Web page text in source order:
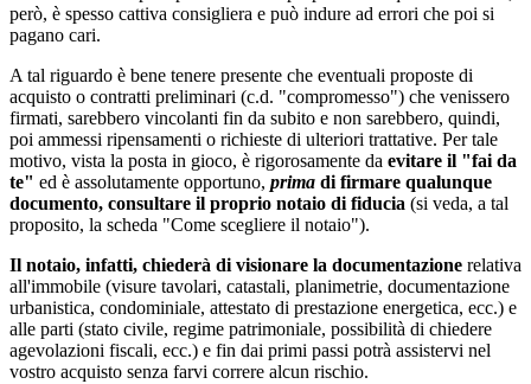
però, è spesso cattiva consigliera e può indure ad errori che poi si
pagano cari.
A tal riguardo è bene tenere presente che eventuali proposte di
acquisto o contratti preliminari (c.d. "compromesso") che venissero
firmati, sarebbero vincolanti fin da subito e non sarebbero, quindi,
poi ammessi ripensamenti o richieste di ulteriori trattative. Per tale
motivo, vista la posta in gioco, è rigorosamente da evitare il "fai da
te" ed è assolutamente opportuno, prima di firmare qualunque
documento, consultare il proprio notaio di fiducia (si veda, a tal
proposito, la scheda "Come scegliere il notaio").
Il notaio, infatti, chiederà di visionare la documentazione relativa
all'immobile (visure tavolari, catastali, planimetrie, documentazione
urbanistica, condominiale, attestato di prestazione energetica, ecc.) e
alle parti (stato civile, regime patrimoniale, possibilità di chiedere
agevolazioni fiscali, ecc.) e fin dai primi passi potrà assistervi nel
vostro acquisto senza farvi correre alcun rischio.